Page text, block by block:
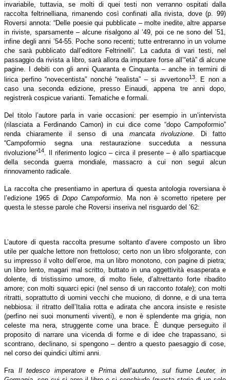
invariabile, tuttavia, se molti di quei testi non verranno ospitati dalla
raccolta feltrinelliana, rimanendo così confinati alla rivista, dove (p. 99)
Roversi annota: “Delle poesie qui pubblicate – molte inedite, altre apparse
in riviste, sparsamente – alcune risalgono al ’49, poi ce ne sono del ’51,
infine degli anni ’54-55. Poche sono recenti; tutte entreranno in un volume
che sarà pubblicato dall’editore Feltrinelli”. La caduta di vari testi, nel
passaggio da rivista a libro, sarà allora da imputare forse all’“età” di alcune
pagine. I debiti con gli anni Quaranta e Cinquanta – anche in termini di
lirica perfino “novecentista” nonché “realista” – si avvertono13. E non a
caso una seconda edizione, presso Einaudi, appena tre anni dopo,
registrerà cospicue varianti. Tematiche e formali.
Del titolo l’autore parla in varie occasioni: per esempio in un’intervista
(rilasciata a Ferdinando Camon) in cui dice come “dopo Campoformio”
renda chiaramente il senso di una mancata rivoluzione . Di fatto
“Campoformio segna una restaurazione succeduta a nessuna
rivoluzione”14. Il riferimento logico – circa il presente – è allo spartiacque
della seconda guerra mondiale, massacro a cui non seguì alcun
rinnovamento radicale.
La raccolta che presentiamo in apertura di questa antologia roversiana è
l’edizione 1965 diDopo Campoformio. Ma non è scorretto ripetere per
questa le stesse parole che Roversi inseriva nel risguardo del ’62:
L’autore di questa raccolta presume soltanto d’avere composto un libro
utile per qualche lettore non frettoloso; certo non un libro sfolgorante, con
su impresso il volto dell’eroe, ma un libro monotono, con pagine di pietra;
un libro lento, magari mal scritto, buttato in una oggettività esasperata e
dolente, di tristissimo umore, di molto fiele, d’altrettanto forte ribadito
amore; con molti squarci epici (nel senso di un racconto totale); con molti
ritratti, soprattutto di uomini vecchi che muoiono, di donne, e di una terra
nebbiosa: il ritratto dell’Italia rotta e adirata che ancora insiste e resiste
(perfino nei suoi monumenti viventi), e non è splendente ma grigia, non
celeste ma nera, struggente come una brace. È dunque perseguito il
proposito di narrare una vicenda di forme e di idee che trapassano, si
scontrano, declinano, si spengono – dentro a questo paesaggio di cose,
nel corso dei quindici ultimi anni.
Fra Il tedesco imperatore e Prima dell’autunno, sul fiume Leuter, in